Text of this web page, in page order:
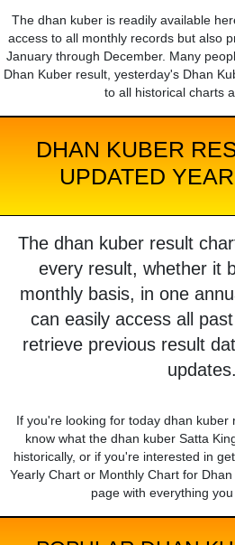
The dhan kuber is readily available
access to all monthly records but also
January through December. Many
Dhan Kuber result, yesterday's Dhan
to all historical charts
DHAN KUBER
UPDATED
The dhan kuber result
every result, whether it
monthly basis, in one
can easily access all
retrieve previous result
updates.
If you're looking for today dhan kuber
know what the dhan kuber Satta
historically, or if you're interested in
Yearly Chart or Monthly Chart for
page with everything